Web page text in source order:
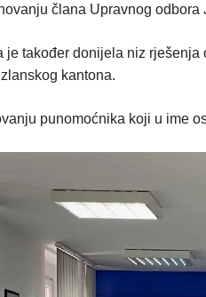
člana Upravnog odbora
također donijela niz
kantona.
punomoćnika koji u ime